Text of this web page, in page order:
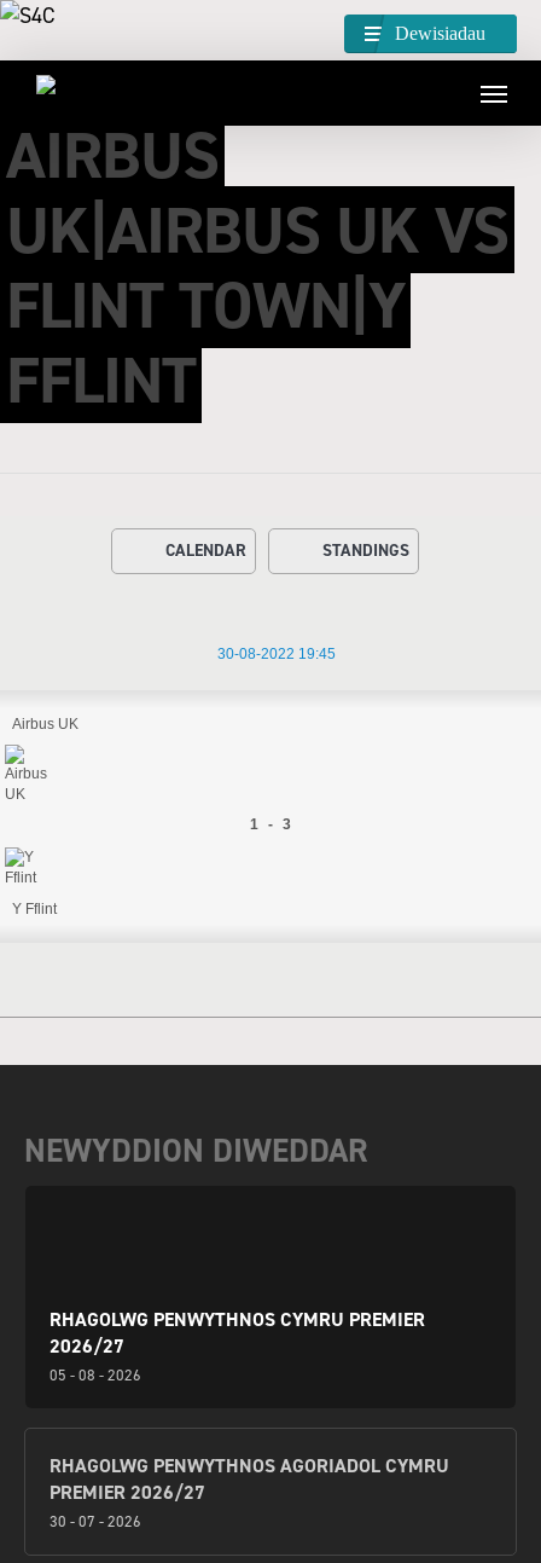
Dewisiadau
AIRBUS
UK|AIRBUS UK VS
FLINT TOWN|Y
FFLINT
CALENDAR STANDINGS
30-08-2022 19:45
Airbus UK
1 - 3
Y Fflint
NEWYDDION DIWEDDAR
RHAGOLWG PENWYTHNOS CYMRU PREMIER
2026/27
05 - 08 - 2026
RHAGOLWG PENWYTHNOS AGORIADOL CYMRU
PREMIER 2026/27
30 - 07 - 2026